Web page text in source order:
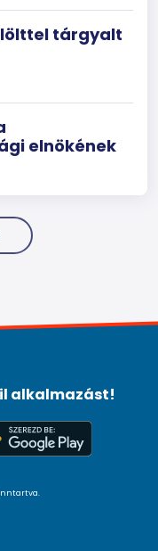
tárgyalt
elnökének
alkalmazást!